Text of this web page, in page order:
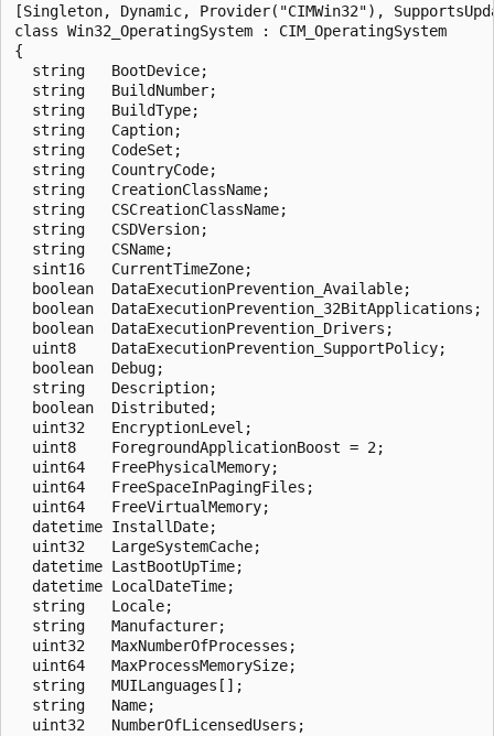
[Singleton, Dynamic, Provider("CIMWin32"),
class Win32_OperatingSystem : CIM_OperatingSystem
{
  string   BootDevice;
  string   BuildNumber;
  string   BuildType;
  string   Caption;
  string   CodeSet;
  string   CountryCode;
  string   CreationClassName;
  string   CSCreationClassName;
  string   CSDVersion;
  string   CSName;
  sint16   CurrentTimeZone;
  boolean  DataExecutionPrevention_Available;
  boolean  DataExecutionPrevention_32BitApplications;
  boolean  DataExecutionPrevention_Drivers;
  uint8    DataExecutionPrevention_SupportPolicy;
  boolean  Debug;
  string   Description;
  boolean  Distributed;
  uint32   EncryptionLevel;
  uint8    ForegroundApplicationBoost = 2;
  uint64   FreePhysicalMemory;
  uint64   FreeSpaceInPagingFiles;
  uint64   FreeVirtualMemory;
  datetime InstallDate;
  uint32   LargeSystemCache;
  datetime LastBootUpTime;
  datetime LocalDateTime;
  string   Locale;
  string   Manufacturer;
  uint32   MaxNumberOfProcesses;
  uint64   MaxProcessMemorySize;
  string   MUILanguages[];
  string   Name;
  uint32   NumberOfLicensedUsers;